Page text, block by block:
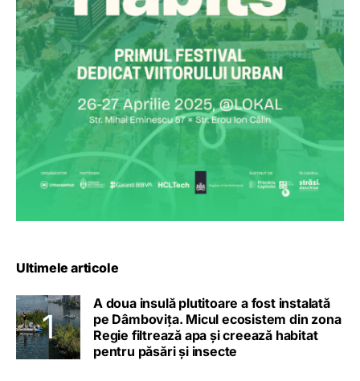
Ultimele articole
A doua insulă plutitoare a fost instalată
pe Dâmbovița. Micul ecosistem din zona
Regie filtrează apa și creează habitat
pentru păsări și insecte